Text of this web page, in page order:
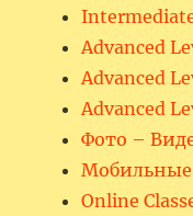
Advanced
Advanced
Advanced
Фото –
Мобильные
Online